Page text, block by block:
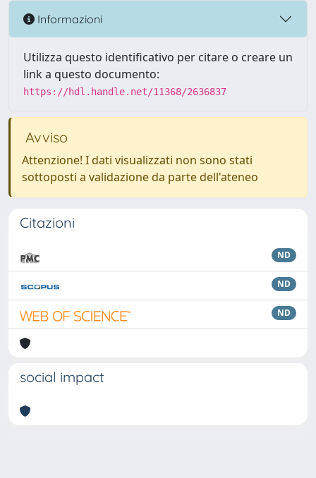
Informazioni
Utilizza questo identificativo per citare o creare un
link a questo documento:
https://hdl.handle.net/11368/2636837
Avviso
Attenzione! I dati visualizzati non sono stati
sottoposti a validazione da parte dell'ateneo
Citazioni
ND
ND
ND
social impact